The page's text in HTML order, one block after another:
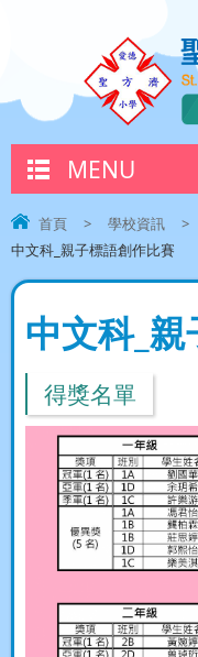
MENU
首頁 > 學校資訊 >
中文科_親子標語創作比賽
中文科_
得獎名單